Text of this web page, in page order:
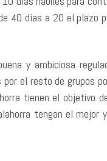
40 días a 20 el plazo
y ambiciosa
por el resto de grupos
tienen el objetivo
tengan el mejor